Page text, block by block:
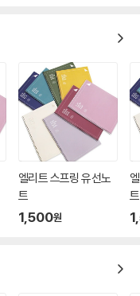
엘리트 스프링 유선노
트
1,500원
트